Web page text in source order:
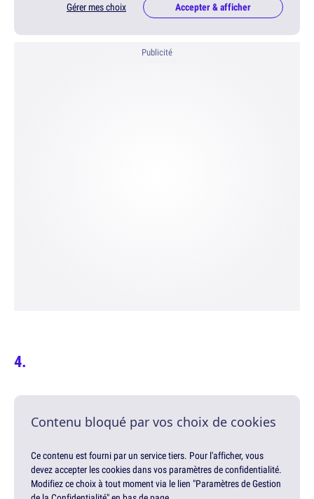
Gérer mes choix Accepter & afficher
Publicité
Contenu bloqué par vos choix de cookies
Ce contenu est fourni par un service tiers. Pour l'afficher, vous
devez accepter les cookies dans vos paramètres de confidentialité.
Modifiez ce choix à tout moment via le lien "Paramètres de Gestion